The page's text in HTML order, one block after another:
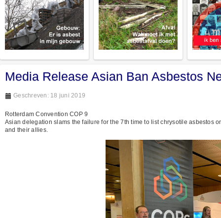
Media Release Asian Ban Asbestos
Geschreven: 18 juni 2019
Rotterdam Convention COP 9
Asian delegation slams the failure for the 7th time to list chrysotile asbestos
and their allies.